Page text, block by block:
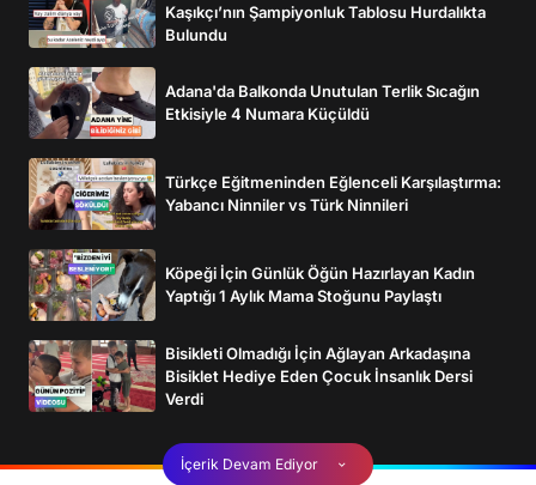
Kaşıkçı’nın Şampiyonluk Tablosu Hurdalıkta
Bulundu
Adana'da Balkonda Unutulan Terlik Sıcağın
Etkisiyle 4 Numara Küçüldü
Türkçe Eğitmeninden Eğlenceli Karşılaştırma:
Yabancı Ninniler vs Türk Ninnileri
Köpeği İçin Günlük Öğün Hazırlayan Kadın
Yaptığı 1 Aylık Mama Stoğunu Paylaştı
Bisikleti Olmadığı İçin Ağlayan Arkadaşına
Bisiklet Hediye Eden Çocuk İnsanlık Dersi
Verdi
İçerik Devam Ediyor